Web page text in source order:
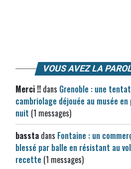
VOUS AVEZ LA
Merci !! dans Grenoble : une
cambriolage déjouée au musée en
nuit (1 messages)
bassta dans Fontaine : un
blessé par balle en résistant au
recette (1 messages)